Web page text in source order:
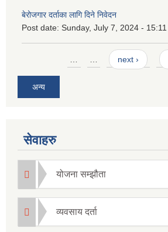
बेरोजगार दर्ताका लागि दिने निवेदन
Post date: Sunday, July 7, 2024 - 15:11
… … next ›
अन्य
सेवाहरु
योजना सम्झौता
व्यवसाय दर्ता